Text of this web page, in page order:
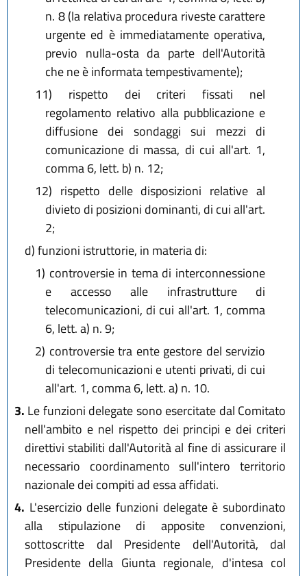
n. 8 (la relativa procedura riveste carattere
urgente ed è immediatamente operativa,
previo nulla-osta da parte dell'Autorità
che ne è informata tempestivamente);
11) rispetto dei criteri fissati nel
regolamento relativo alla pubblicazione e
diffusione dei sondaggi sui mezzi di
comunicazione di massa, di cui all'art. 1,
comma 6, lett. b) n. 12;
12) rispetto delle disposizioni relative al
divieto di posizioni dominanti, di cui all'art.
2;
d)funzioni istruttorie, in materia di:
1) controversie in tema di interconnessione
e accesso alle infrastrutture di
telecomunicazioni, di cui all'art. 1, comma
6, lett. a) n. 9;
2) controversie tra ente gestore del servizio
di telecomunicazioni e utenti privati, di cui
all'art. 1, comma 6, lett. a) n. 10.
3. Le funzioni delegate sono esercitate dal Comitato
nell'ambito e nel rispetto dei principi e dei criteri
direttivi stabiliti dall'Autorità al fine di assicurare il
necessario coordinamento sull'intero territorio
nazionale dei compiti ad essa affidati.
4. L'esercizio delle funzioni delegate è subordinato
alla stipulazione di apposite convenzioni,
sottoscritte dal Presidente dell'Autorità, dal
Presidente della Giunta regionale, d'intesa col